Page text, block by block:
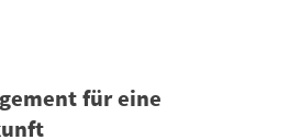
für eine